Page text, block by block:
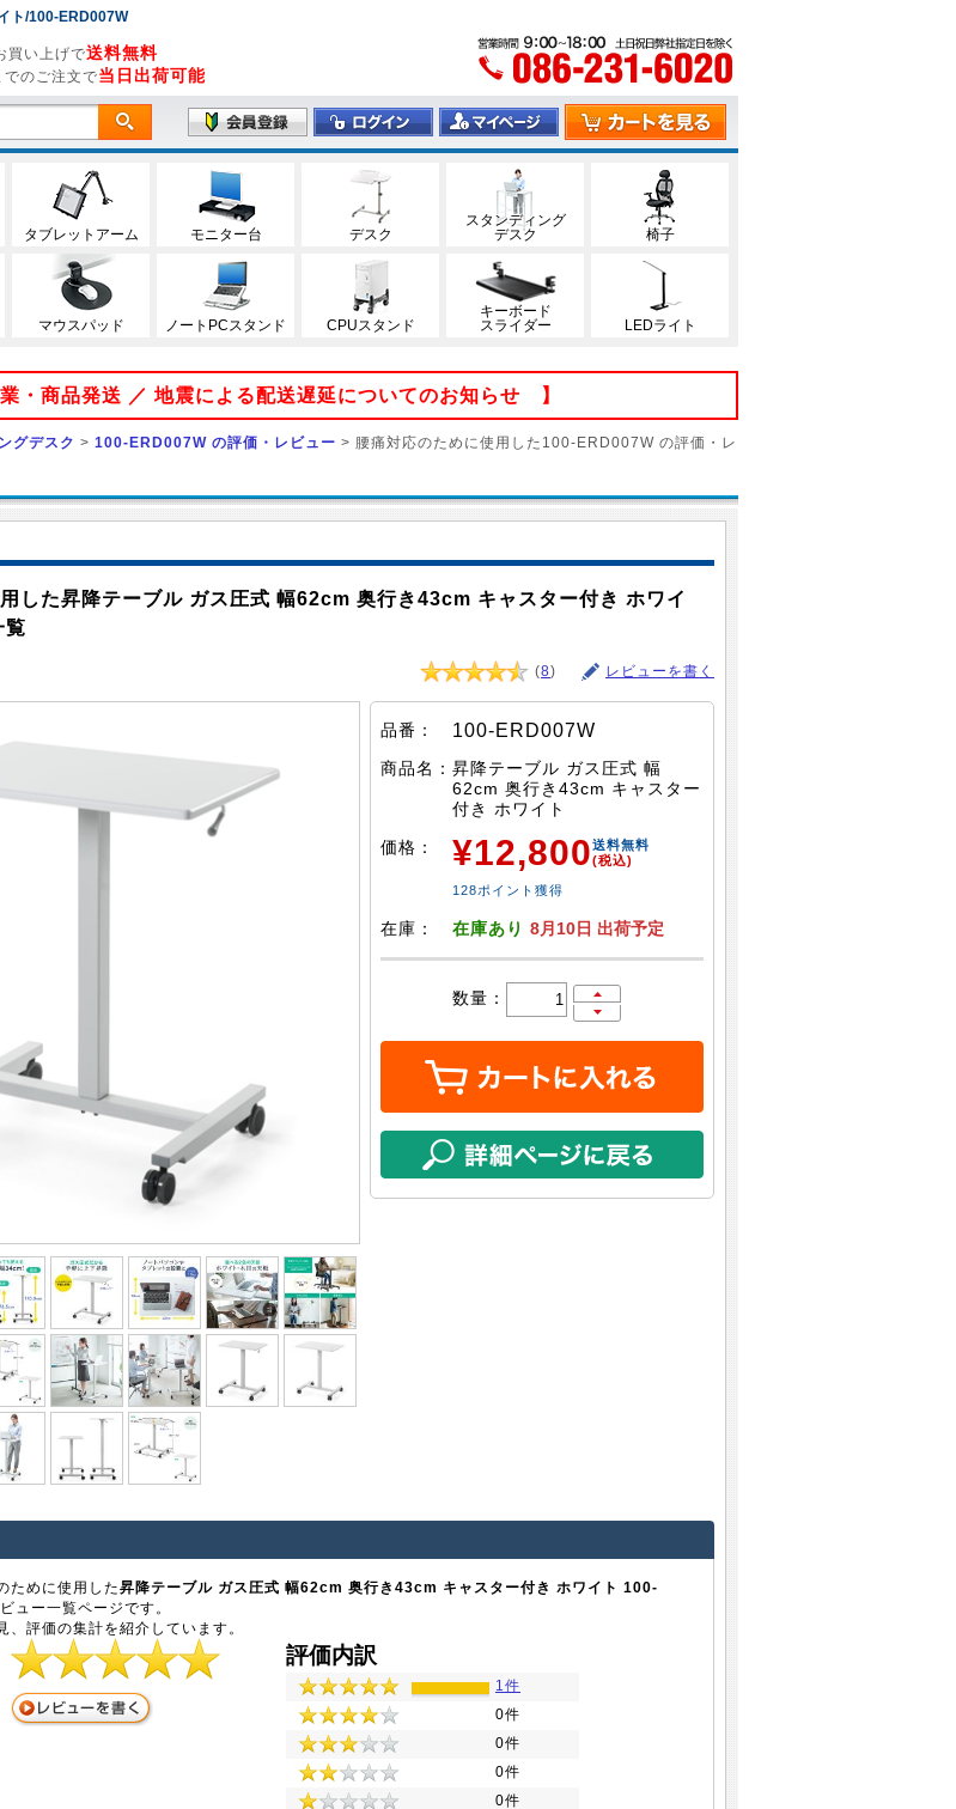
ト/100-ERD007W
買い上げで送料無料
のご注文で当日出荷可能
タブレットアーム モニター台 デスク
スタンディング
デスク
椅子
マウスパッド ノートPCスタンド CPUスタンド
キーボード
スライダー
LEDライト
・商品発送 ／ 地震による配送遅延についてのお知らせ 】
グデスク > 100-ERD007W の評価・レビュー > 腰痛対応のために使用した100-ERD007W の評価・レ
した昇降テーブル ガス圧式 幅62cm 奥行き43cm キャスター付き ホワイ
覧
レビューを書く
(8)
品番： 100-ERD007W
商品名： 昇降テーブル ガス圧式 幅
62cm 奥行き43cm キャスター
付き ホワイト
価格：
¥12,800送料無料
(税込)
128ポイント獲得
在庫： 在庫あり 8月10日 出荷予定
数量：
ために使用した昇降テーブル ガス圧式 幅62cm 奥行き43cm キャスター付き ホワイト 100-
ュー一覧ページです。
、評価の集計を紹介しています。
評価内訳
1件
0件
0件
0件
0件